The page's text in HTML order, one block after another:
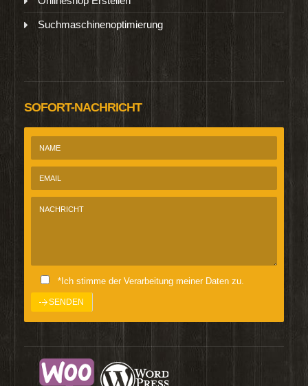
Suchmaschinenoptimierung
SOFORT-NACHRICHT
*Ich stimme der Verarbeitung meiner Daten zu.